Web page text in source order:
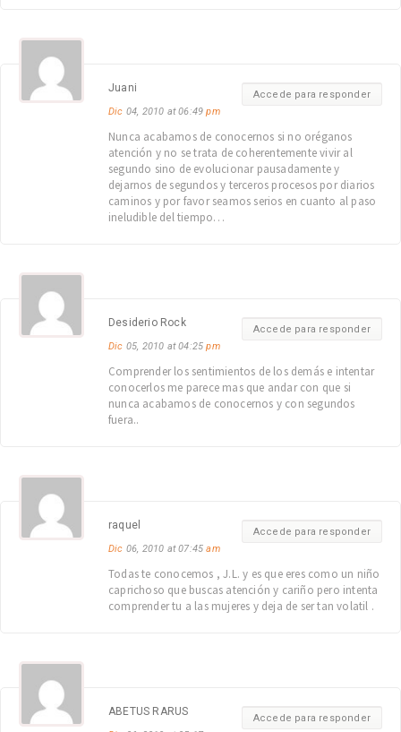
Accede para responder
Juani
Dic 04, 2010 at 06:49pm
Nunca acabamos de conocernos si no oréganos
atención y no se trata de coherentemente vivir al
segundo sino de evolucionar pausadamente y
dejarnos de segundos y terceros procesos por diarios
caminos y por favor seamos serios en cuanto al paso
ineludible del tiempo…
Accede para responder
Desiderio Rock
Dic 05, 2010 at 04:25pm
Comprender los sentimientos de los demás e intentar
conocerlos me parece mas que andar con que si
nunca acabamos de conocernos y con segundos
fuera..
Accede para responder
raquel
Dic 06, 2010 at 07:45am
Todas te conocemos , J.L. y es que eres como un niño
caprichoso que buscas atención y cariño pero intenta
comprender tu a las mujeres y deja de ser tan volatil .
Accede para responder
ABETUS RARUS